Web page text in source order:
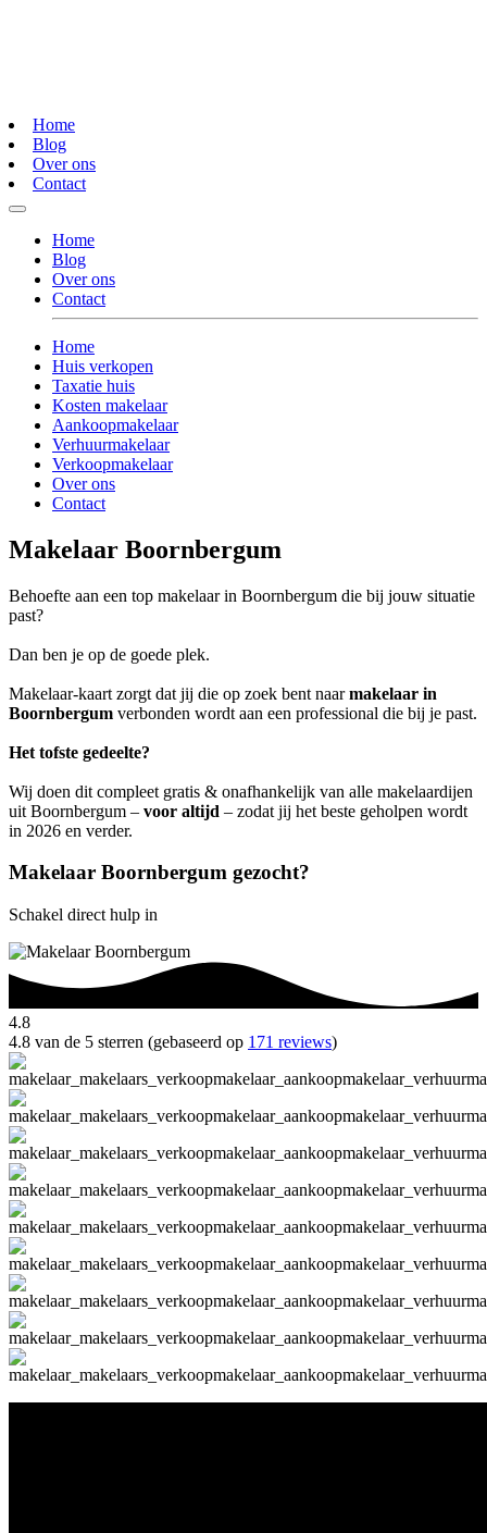
Home
Blog
Over ons
Contact
Home
Blog
Over ons
Contact
Home
Huis verkopen
Taxatie huis
Kosten makelaar
Aankoopmakelaar
Verhuurmakelaar
Verkoopmakelaar
Over ons
Contact
Makelaar Boornbergum
Behoefte aan een top makelaar in Boornbergum die bij jouw situatie
past?
Dan ben je op de goede plek.
Makelaar-kaart zorgt dat jij die op zoek bent naarmakelaar in
Boornbergum verbonden wordt aan een professional die bij je past.
Het tofste gedeelte?
Wij doen dit compleet gratis & onafhankelijk van alle makelaardijen
uit Boornbergum – voor altijd – zodat jij het beste geholpen wordt
in 2026 en verder.
Makelaar Boornbergum gezocht?
Schakel direct hulp in
4.8
4.8 van de 5 sterren (gebaseerd op 171 reviews)